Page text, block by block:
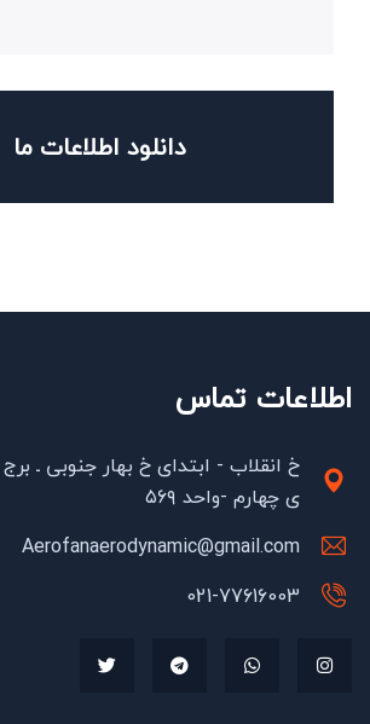
دانلود اطلاعات ما
اطلاعات تماس
خ انقلاب - ابتدای خ بهار جنوبی ـ
ی چهارم -واحد ۵۶۹
Aerofanaerodynamic@gmail.com
021-77616003